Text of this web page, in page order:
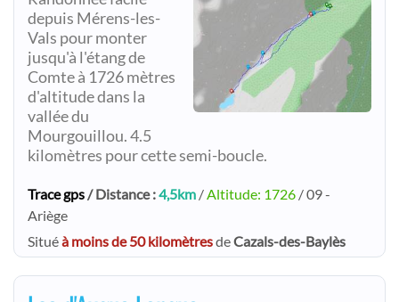
depuis Mérens-les-
Vals pour monter
jusqu'à l'étang de
Comte à 1726 mètres
d'altitude dans la
vallée du
Mourgouillou. 4.5
kilomètres pour cette semi-boucle.
Trace gps / Distance :4,5km / Altitude: 1726 / 09 -
Ariège
Situéà moins de 50 kilomètresdeCazals-des-Baylès